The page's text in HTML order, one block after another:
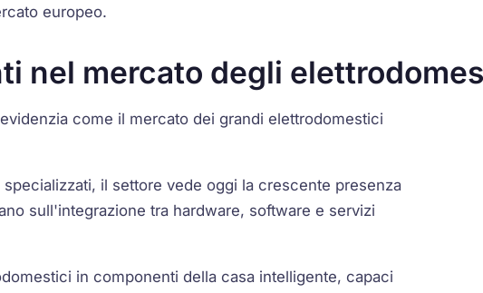
europeo.
nel mercato degli
come il mercato dei grandi elettrodomestici
il settore vede oggi la crescente presenza
sull'integrazione tra hardware, software e servizi
in componenti della casa intelligente, capaci